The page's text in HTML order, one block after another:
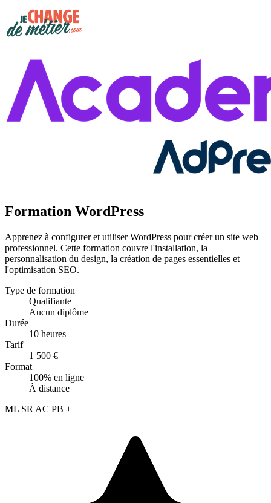
Formation WordPress
Apprenez à configurer et utiliser WordPress pour créer un site web
professionnel. Cette formation couvre l'installation, la
personnalisation du design, la création de pages essentielles et
l'optimisation SEO.
Type de formation
Qualifiante
Aucun diplôme
Durée
10 heures
Tarif
1 500 €
Format
100% en ligne
À distance
ML SR AC PB +